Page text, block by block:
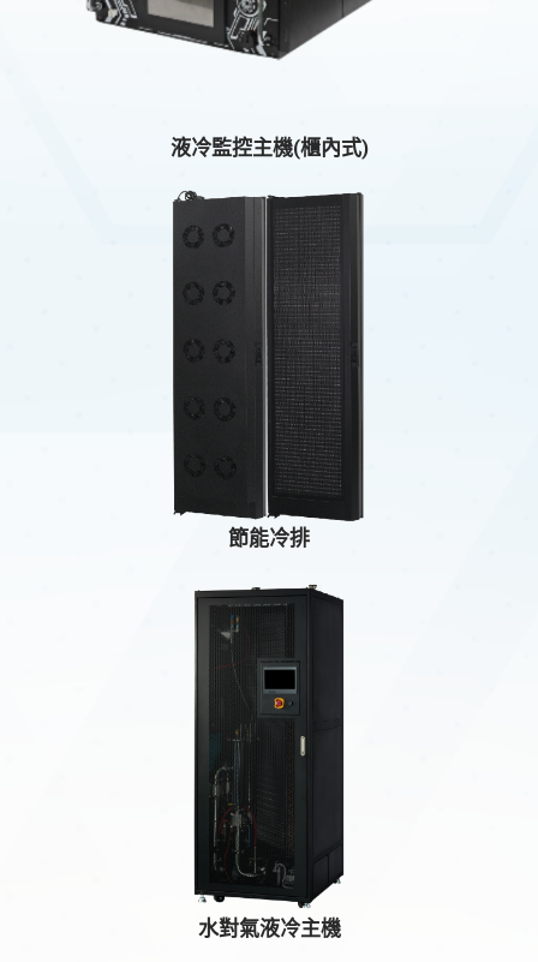
液冷監控主機(櫃內式)
節能冷排
水對氣液冷主機